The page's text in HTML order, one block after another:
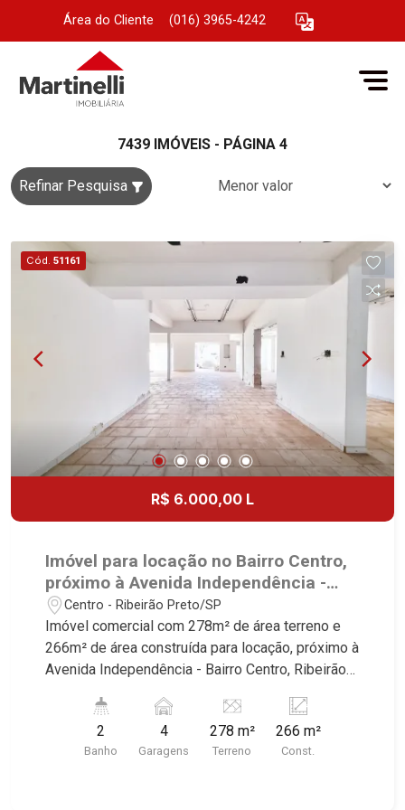
Área do Cliente (016) 3965-4242
7439 IMÓVEIS - PÁGINA 4
Refinar Pesquisa
Cód. 51161
R$ 6.000,00 L
Imóvel para locação no Bairro Centro,
próximo à Avenida Independência -
Ribeirão Preto/SP.
Centro - Ribeirão Preto/SP
Imóvel comercial com 278m² de área terreno e
266m² de área construída para locação, próximo à
Avenida Independência - Bairro Centro, Ribeirão
imóvel que a Martinelli Imobiliária selecionou
para você: - 278m² de área terreno e 266m² de
área construída - 3 salas amplas - 1 salão no
2
Banho
4
Garagens
278 m²
Terreno
266 m²
Const.